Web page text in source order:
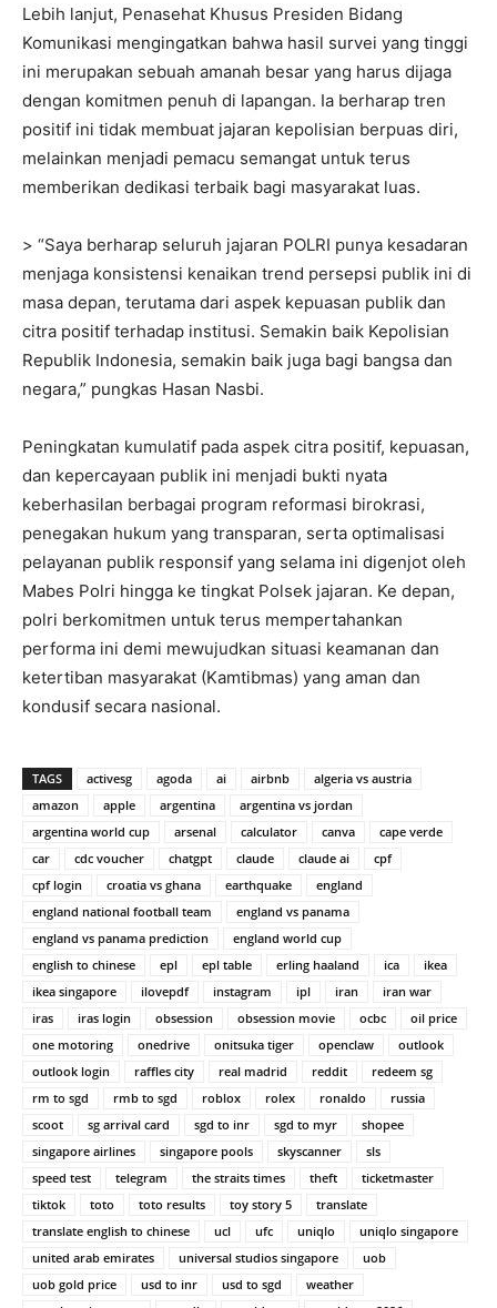
Lebih lanjut, Penasehat Khusus Presiden Bidang
Komunikasi mengingatkan bahwa hasil survei yang tinggi
ini merupakan sebuah amanah besar yang harus dijaga
dengan komitmen penuh di lapangan. Ia berharap tren
positif ini tidak membuat jajaran kepolisian berpuas diri,
melainkan menjadi pemacu semangat untuk terus
memberikan dedikasi terbaik bagi masyarakat luas.
> “Saya berharap seluruh jajaran POLRI punya kesadaran
menjaga konsistensi kenaikan trend persepsi publik ini di
masa depan, terutama dari aspek kepuasan publik dan
citra positif terhadap institusi. Semakin baik Kepolisian
Republik Indonesia, semakin baik juga bagi bangsa dan
negara,” pungkas Hasan Nasbi.
Peningkatan kumulatif pada aspek citra positif, kepuasan,
dan kepercayaan publik ini menjadi bukti nyata
keberhasilan berbagai program reformasi birokrasi,
penegakan hukum yang transparan, serta optimalisasi
pelayanan publik responsif yang selama ini digenjot oleh
Mabes Polri hingga ke tingkat Polsek jajaran. Ke depan,
polri berkomitmen untuk terus mempertahankan
performa ini demi mewujudkan situasi keamanan dan
ketertiban masyarakat (Kamtibmas) yang aman dan
kondusif secara nasional.
TAGS activesg agoda ai airbnb
algeria vs austria
amazon
apple argentina
argentina vs jordan
argentina world cup
arsenal calculator canva
cape verde
car
cdc voucher chatgpt claude claude ai
cpf
cpf login
croatia vs ghana earthquake
england
england national football team
england vs panama
england vs panama prediction
england world cup
english to chinese
epl epl table erling haaland ica
ikea
ikea singapore
ilovepdf instagram ipl iran
iran war
iras
iras login obsession obsession movie ocbc
oil price
one motoring
onedrive onitsuka tiger openclaw
outlook
outlook login
raffles city real madrid reddit
redeem sg
rm to sgd
rmb to sgd roblox rolex ronaldo
russia
scoot
sg arrival card sgd to inr sgd to myr
shopee
singapore airlines
singapore pools skyscanner
sls
speed test
telegram the straits times theft
ticketmaster
tiktok
toto toto results toy story 5
translate
translate english to chinese
ucl ufc uniqlo
uniqlo singapore
united arab emirates
universal studios singapore
uob
uob gold price
usd to inr usd to sgd
weather